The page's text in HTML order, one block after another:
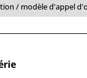
/ modèle d'appel